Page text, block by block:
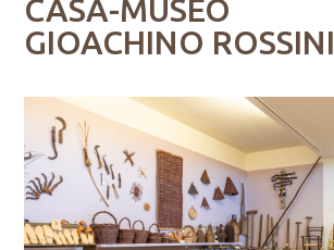
CASA-MUSEO
GIOACHINO ROSSINI